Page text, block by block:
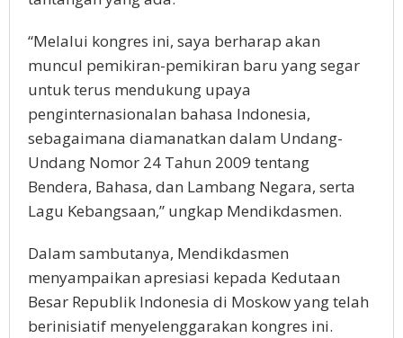
“Melalui kongres ini, saya berharap akan
muncul pemikiran-pemikiran baru yang segar
untuk terus mendukung upaya
penginternasionalan bahasa Indonesia,
sebagaimana diamanatkan dalam Undang-
Undang Nomor 24 Tahun 2009 tentang
Bendera, Bahasa, dan Lambang Negara, serta
Lagu Kebangsaan,” ungkap Mendikdasmen.
Dalam sambutanya, Mendikdasmen
menyampaikan apresiasi kepada Kedutaan
Besar Republik Indonesia di Moskow yang telah
berinisiatif menyelenggarakan kongres ini.